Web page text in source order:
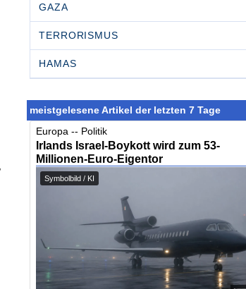
GAZA
TERRORISMUS
HAMAS
meistgelesene Artikel der letzten 7 Tage
Europa -- Politik
Irlands Israel-Boykott wird zum 53-
Millionen-Euro-Eigentor
Symbolbild / KI